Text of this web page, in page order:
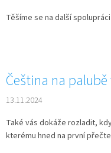
Těšíme se na další
Čeština na palubě
13.11.2024
Také vás dokáže rozladit,
kterému hned na první